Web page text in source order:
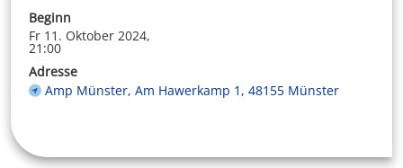
Beginn
Fr 11. Oktober 2024,
21:00
Adresse
Amp Münster, Am Hawerkamp 1, 48155 Münster